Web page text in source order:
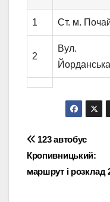
1 Ст. м.
2
Вул.
Йорданська
Навігація
записів
123 автобус
Кропивницький:
маршрут і розклад